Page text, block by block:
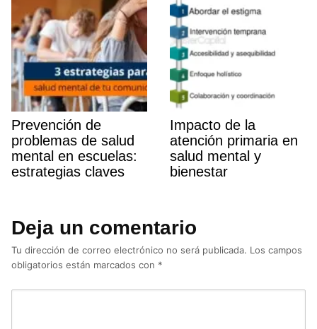
Prevención de
problemas de salud
mental en escuelas:
estrategias claves
Impacto de la
atención primaria en
salud mental y
bienestar
Deja un comentario
Tu dirección de correo electrónico no será publicada. Los campos
obligatorios están marcados con *